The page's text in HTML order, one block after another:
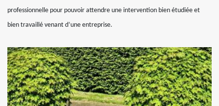
professionnelle pour pouvoir attendre une intervention bien étudiée et
bien travaillé venant d’une entreprise.